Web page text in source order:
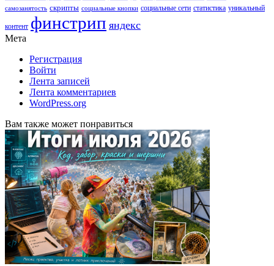
самозанятость скрипты социальные кнопки социальные сети статистика уникальный
контент финстрип яндекс
Мета
Регистрация
Войти
Лента записей
Лента комментариев
WordPress.org
Вам также может понравиться